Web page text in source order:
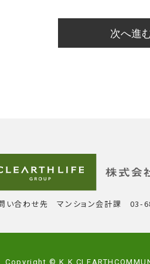
問い合わせ先 マンション会計課 03-
Copyright ©